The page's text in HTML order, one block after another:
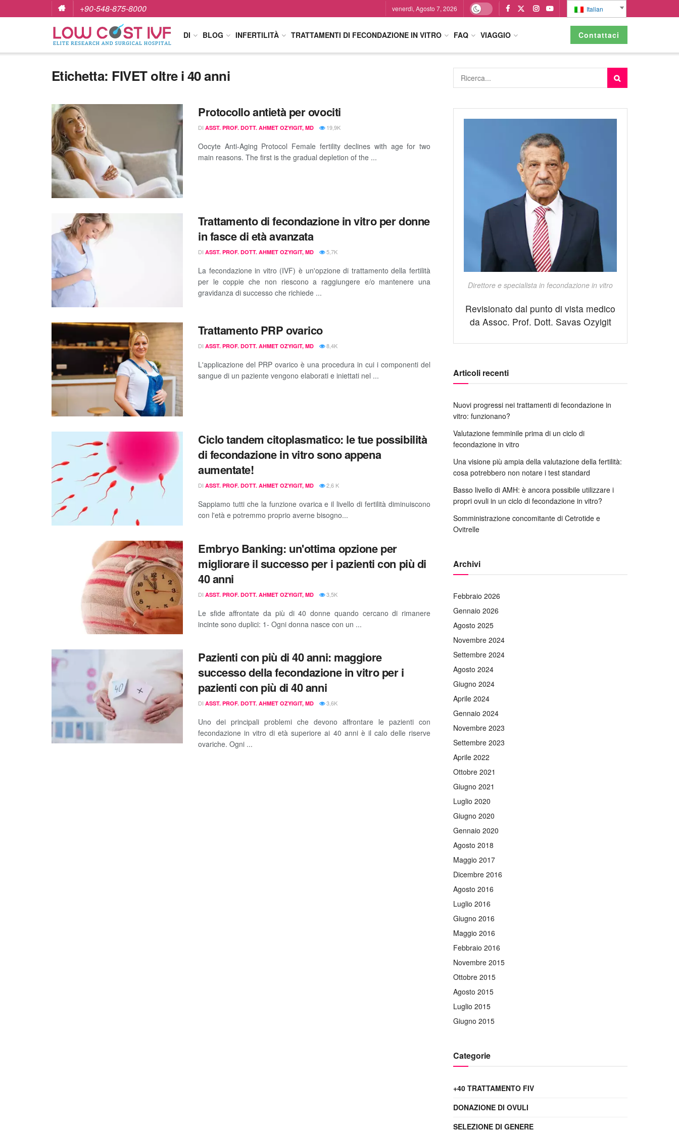
+90-548-875-8000 venerdì, Agosto 7, 2026 Italian
DI BLOG INFERTILITÀ TRATTAMENTI DI FECONDAZIONE IN VITRO FAQ VIAGGIO Contattaci
Etichetta: FIVET oltre i 40 anni
Protocollo antietà per ovociti
DI ASST. PROF. DOTT. AHMET OZYIGIT, MD 19,9K
Oocyte Anti-Aging Protocol Female fertility declines with age for two
main reasons. The first is the gradual depletion of the ...
Trattamento di fecondazione in vitro per donne
in fasce di età avanzata
DI ASST. PROF. DOTT. AHMET OZYIGIT, MD 5,7K
La fecondazione in vitro (IVF) è un'opzione di trattamento della fertilità
per le coppie che non riescono a raggiungere e/o mantenere una
gravidanza di successo che richiede ...
Trattamento PRP ovarico
DI ASST. PROF. DOTT. AHMET OZYIGIT, MD 8,4K
L'applicazione del PRP ovarico è una procedura in cui i componenti del
sangue di un paziente vengono elaborati e iniettati nel ...
Ciclo tandem citoplasmatico: le tue possibilità
di fecondazione in vitro sono appena
aumentate!
DI ASST. PROF. DOTT. AHMET OZYIGIT, MD 2,6 K
Sappiamo tutti che la funzione ovarica e il livello di fertilità diminuiscono
con l'età e potremmo proprio averne bisogno...
Embryo Banking: un'ottima opzione per
migliorare il successo per i pazienti con più di
40 anni
DI ASST. PROF. DOTT. AHMET OZYIGIT, MD 3,5K
Le sfide affrontate da più di 40 donne quando cercano di rimanere
incinte sono duplici: 1- Ogni donna nasce con un ...
Pazienti con più di 40 anni: maggiore
successo della fecondazione in vitro per i
pazienti con più di 40 anni
DI ASST. PROF. DOTT. AHMET OZYIGIT, MD 3,6K
Uno dei principali problemi che devono affrontare le pazienti con
fecondazione in vitro di età superiore ai 40 anni è il calo delle riserve
ovariche. Ogni ...
Direttore e specialista in fecondazione in vitro
Revisionato dal punto di vista medico
da Assoc. Prof. Dott. Savas Ozyigit
Articoli recenti
Nuovi progressi nei trattamenti di fecondazione in
vitro: funzionano?
Valutazione femminile prima di un ciclo di
fecondazione in vitro
Una visione più ampia della valutazione della fertilità:
cosa potrebbero non notare i test standard
Basso livello di AMH: è ancora possibile utilizzare i
propri ovuli in un ciclo di fecondazione in vitro?
Somministrazione concomitante di Cetrotide e
Ovitrelle
Archivi
Febbraio 2026
Gennaio 2026
Agosto 2025
Novembre 2024
Settembre 2024
Agosto 2024
Giugno 2024
Aprile 2024
Gennaio 2024
Novembre 2023
Settembre 2023
Aprile 2022
Ottobre 2021
Giugno 2021
Luglio 2020
Giugno 2020
Gennaio 2020
Agosto 2018
Maggio 2017
Dicembre 2016
Agosto 2016
Luglio 2016
Giugno 2016
Maggio 2016
Febbraio 2016
Novembre 2015
Ottobre 2015
Agosto 2015
Luglio 2015
Giugno 2015
Categorie
+40 TRATTAMENTO FIV
DONAZIONE DI OVULI
SELEZIONE DI GENERE